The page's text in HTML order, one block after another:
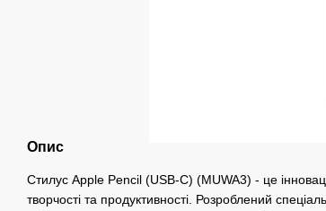
Опис
Стилус Apple Pencil (USB-C) (MUWA3) - це
творчості та продуктивності. Розроблений